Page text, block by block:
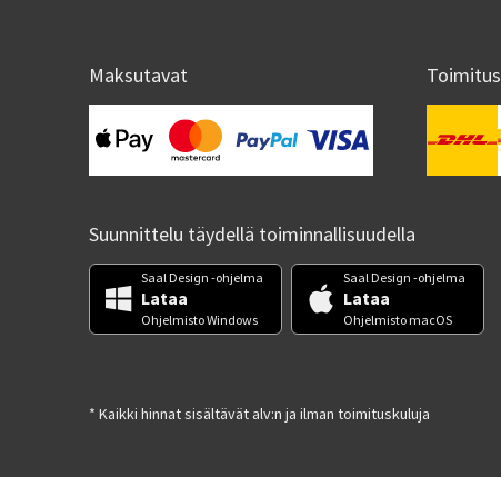
Maksutavat Toimitus
Suunnittelu täydellä toiminnallisuudella
Saal Design -ohjelma
Lataa
Ohjelmisto Windows
Saal Design -ohjelma
Lataa
Ohjelmisto macOS
* Kaikki hinnat sisältävät alv:n ja ilman toimituskuluja